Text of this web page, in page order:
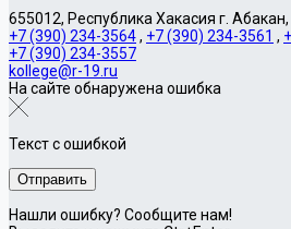
655012, Республика Хакасия г.
+7 (390) 234-3564, +7 (390) 234-3561 ,
+7 (390) 234-3557
kollege@r-19.ru
На сайте обнаружена ошибка
Текст с ошибкой
Нашли ошибку? Сообщите нам!